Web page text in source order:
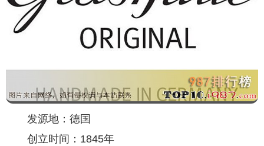
发源地：德国
创立时间：1845年